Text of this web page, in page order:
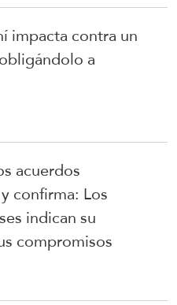
impacta contra un
a
acuerdos
confirma: Los
indican su
compromisos